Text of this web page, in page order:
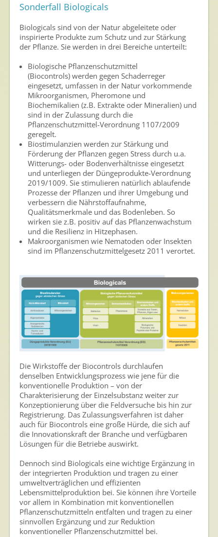
Sonderfall Biologicals
Biologicals sind von der Natur abgeleitete oder
inspirierte Produkte zum Schutz und zur Stärkung
der Pflanze. Sie werden in drei Bereiche unterteilt:
Biologische Pflanzenschutzmittel
(Biocontrols) werden gegen Schaderreger
eingesetzt, umfassen in der Natur vorkommende
Mikroorganismen, Pheromone und
Biochemikalien (z.B. Extrakte oder Mineralien) und
sind in der Zulassung durch die
Pflanzenschutzmittel-Verordnung 1107/2009
geregelt.
Biostimulanzien werden zur Stärkung und
Förderung der Pflanzen gegen Stress durch u.a.
Witterungs- oder Bodenverhältnisse eingesetzt
und unterliegen der Düngeprodukte-Verordnung
2019/1009. Sie stimulieren natürlich ablaufende
Prozesse der Pflanzen und ihrer Umgebung und
verbessern die Nährstoffaufnahme,
Qualitätsmerkmale und das Bodenleben. So
wirken sie z.B. positiv auf das Pflanzenwachstum
und die Resilienz in Hitzephasen.
Makroorganismen wie Nematoden oder Insekten
sind im Pflanzenschutzmittelgesetz 2011 verortet.
Die Wirkstoffe der Biocontrols durchlaufen
denselben Entwicklungsprozess wie jene für die
konventionelle Produktion – von der
Charakterisierung der Einzelsubstanz weiter zur
Konzeptionierung über die Feldversuche bis hin zur
Registrierung. Das Zulassungsverfahren ist daher
auch für Biocontrols eine große Hürde, die sich auf
die Innovationskraft der Branche und verfügbaren
Lösungen für die Betriebe auswirkt.
Dennoch sind Biologicals eine wichtige Ergänzung in
der integrierten Produktion und tragen zu einer
umweltverträglichen und effizienten
Lebensmittelproduktion bei. Sie können ihre Vorteile
vor allem in Kombination mit konventionellen
Pflanzenschutzmitteln entfalten und tragen zu einer
sinnvollen Ergänzung und zur Reduktion
konventioneller Pflanzenschutzmittel bei.